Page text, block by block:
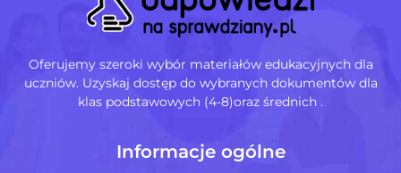
Oferujemy szeroki wybór materiałów edukacyjnych dla
uczniów. Uzyskaj dostęp do wybranych dokumentów dla
klas podstawowych (4-8)oraz średnich .
Informacje ogólne